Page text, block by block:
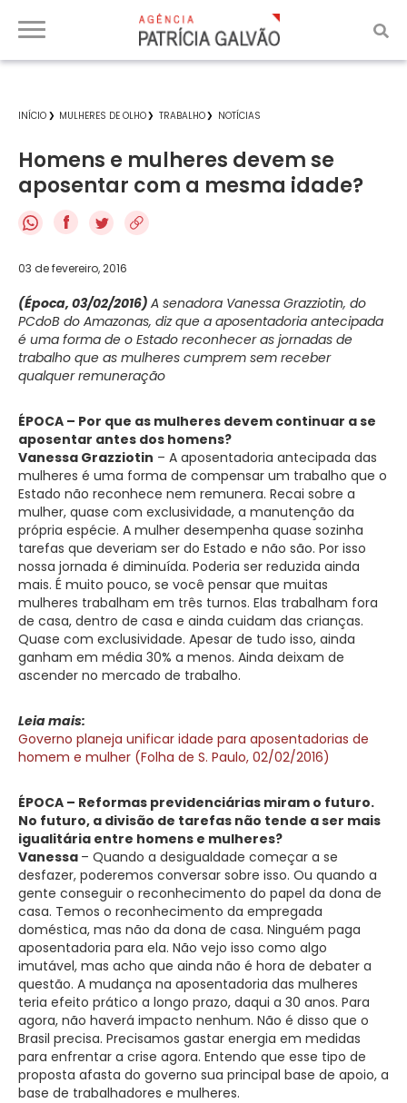
INÍCIO MULHERES DE OLHO TRABALHO NOTÍCIAS
Homens e mulheres devem se
aposentar com a mesma idade?
f
03 de fevereiro, 2016
(Época, 03/02/2016) A senadora Vanessa Grazziotin, do
PCdoB do Amazonas, diz que a aposentadoria antecipada
é uma forma de o Estado reconhecer as jornadas de
trabalho que as mulheres cumprem sem receber
qualquer remuneração
ÉPOCA – Por que as mulheres devem continuar a se
aposentar antes dos homens?
Vanessa Grazziotin – A aposentadoria antecipada das
mulheres é uma forma de compensar um trabalho que o
Estado não reconhece nem remunera. Recai sobre a
mulher, quase com exclusividade, a manutenção da
própria espécie. A mulher desempenha quase sozinha
tarefas que deveriam ser do Estado e não são. Por isso
nossa jornada é diminuída. Poderia ser reduzida ainda
mais. É muito pouco, se você pensar que muitas
mulheres trabalham em três turnos. Elas trabalham fora
de casa, dentro de casa e ainda cuidam das crianças.
Quase com exclusividade. Apesar de tudo isso, ainda
ganham em média 30% a menos. Ainda deixam de
ascender no mercado de trabalho.
Leia mais:
Governo planeja unificar idade para aposentadorias de
homem e mulher (Folha de S. Paulo, 02/02/2016)
ÉPOCA – Reformas previdenciárias miram o futuro.
No futuro, a divisão de tarefas não tende a ser mais
igualitária entre homens e mulheres?
Vanessa – Quando a desigualdade começar a se
desfazer, poderemos conversar sobre isso. Ou quando a
gente conseguir o reconhecimento do papel da dona de
casa. Temos o reconhecimento da empregada
doméstica, mas não da dona de casa. Ninguém paga
aposentadoria para ela. Não vejo isso como algo
imutável, mas acho que ainda não é hora de debater a
questão. A mudança na aposentadoria das mulheres
teria efeito prático a longo prazo, daqui a 30 anos. Para
agora, não haverá impacto nenhum. Não é disso que o
Brasil precisa. Precisamos gastar energia em medidas
para enfrentar a crise agora. Entendo que esse tipo de
proposta afasta do governo sua principal base de apoio, a
base de trabalhadores e mulheres.